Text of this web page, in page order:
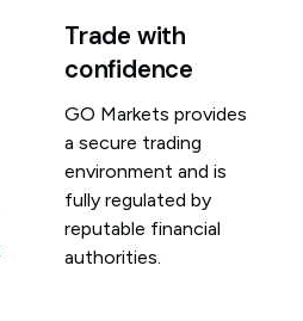
Trade with
confidence
GO Markets provides
a secure trading
environment and is
fully regulated by
reputable financial
authorities.